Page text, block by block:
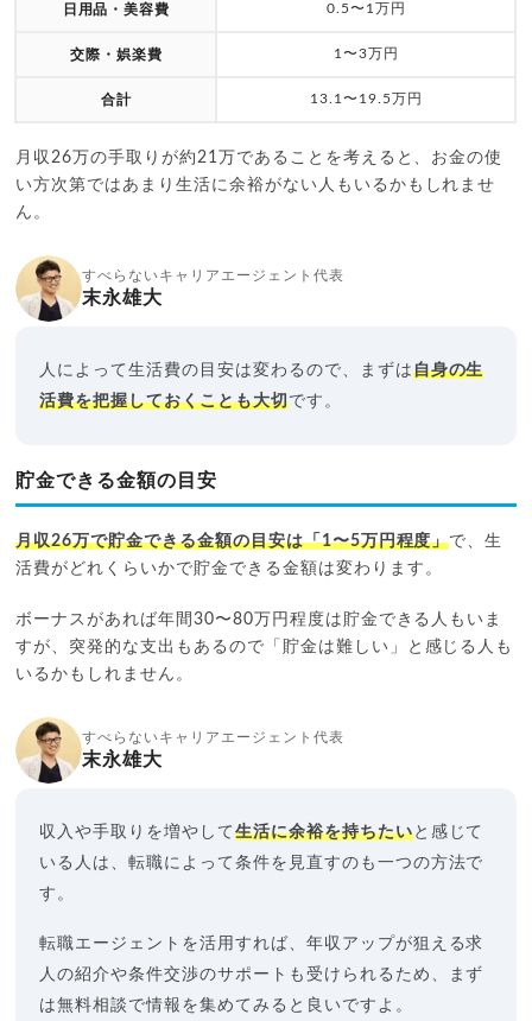
日用品・美容費 0.5〜1万円
交際・娯楽費 1〜3万円
合計 13.1〜19.5万円
月収26万の手取りが約21万であることを考えると、お金の使
い方次第ではあまり生活に余裕がない人もいるかもしれませ
ん。
すべらないキャリアエージェント代表
末永雄大
人によって生活費の目安は変わるので、まずは自身の生
活費を把握しておくことも大切です。
貯金できる金額の目安
月収26万で貯金できる金額の目安は「1〜5万円程度」で、生
活費がどれくらいかで貯金できる金額は変わります。
ボーナスがあれば年間30〜80万円程度は貯金できる人もいま
すが、突発的な支出もあるので「貯金は難しい」と感じる人も
いるかもしれません。
すべらないキャリアエージェント代表
末永雄大
収入や手取りを増やして 生活に余裕を持ちたいと感じて
いる人は、転職によって条件を見直すのも一つの方法で
す。
転職エージェントを活用すれば、年収アップが狙える求
人の紹介や条件交渉のサポートも受けられるため、まず
は無料相談で情報を集めてみると良いですよ。